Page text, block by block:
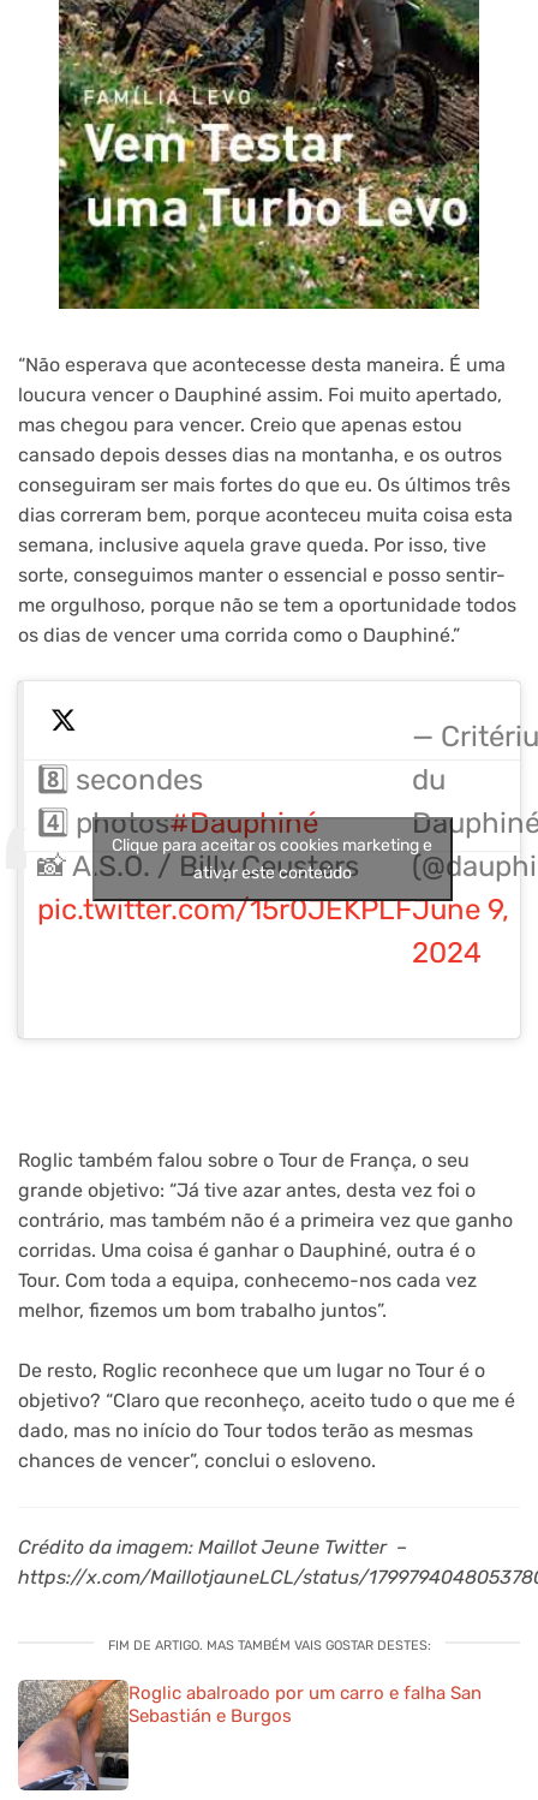
“Não esperava que acontecesse desta maneira. É uma
loucura vencer o Dauphiné assim. Foi muito apertado,
mas chegou para vencer. Creio que apenas estou
cansado depois desses dias na montanha, e os outros
conseguiram ser mais fortes do que eu. Os últimos três
dias correram bem, porque aconteceu muita coisa esta
semana, inclusive aquela grave queda. Por isso, tive
sorte, conseguimos manter o essencial e posso sentir-
me orgulhoso, porque não se tem a oportunidade todos
os dias de vencer uma corrida como o Dauphiné.”
8️⃣ secondes
4️⃣ photos#Dauphiné
📸 A.S.O. / Billy Ceusters
pic.twitter.com/15r0JEKPLF
—
du
June 9,
2024
Clique para aceitar os cookies marketing e
ativar este conteúdo
Roglic também falou sobre o Tour de França, o seu
grande objetivo: “Já tive azar antes, desta vez foi o
contrário, mas também não é a primeira vez que ganho
corridas. Uma coisa é ganhar o Dauphiné, outra é o
Tour. Com toda a equipa, conhecemo-nos cada vez
melhor, fizemos um bom trabalho juntos”.
De resto, Roglic reconhece que um lugar no Tour é o
objetivo? “Claro que reconheço, aceito tudo o que me é
dado, mas no início do Tour todos terão as mesmas
chances de vencer”, conclui o esloveno.
Crédito da imagem: Maillot Jeune Twitter –
https://x.com/MaillotjauneLCL/status/
FIM DE ARTIGO. MAS TAMBÉM VAIS GOSTAR DESTES:
Roglic abalroado por um carro e falha San
Sebastián e Burgos